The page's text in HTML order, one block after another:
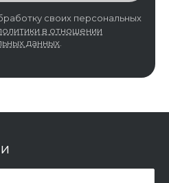
своих персональных
в отношении
данных